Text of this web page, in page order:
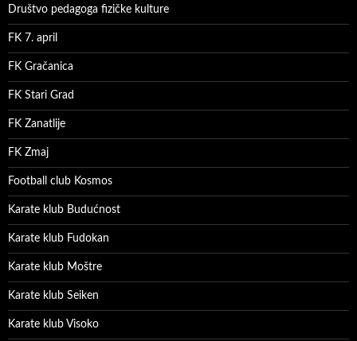
Društvo pedagoga fizičke kulture
FK 7. april
FK Gračanica
FK Stari Grad
FK Zanatlije
FK Zmaj
Football club Kosmos
Karate klub Budućnost
Karate klub Fudokan
Karate klub Moštre
Karate klub Seiken
Karate klub Visoko